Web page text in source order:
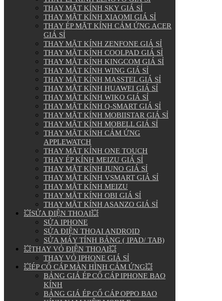
THAY MẶT KÍNH SKY GIÁ SỈ
THAY MẶT KÍNH XIAOMI GIÁ SỈ
THAY ÉP MẶT KÍNH CẢM ỨNG ACER
GIÁ SỈ
THAY MẶT KÍNH ZENFONE GIÁ SỈ
THAY MẶT KÍNH COOLPAD GIÁ SỈ
THAY MẶT KÍNH KINGCOM GIÁ SỈ
THAY MẶT KÍNH WING GIÁ SỈ
THAY MẶT KÍNH MASSTEL GIÁ SỈ
THAY MẶT KÍNH HUAWEI GIÁ SỈ
THAY MẶT KÍNH WIKO GIÁ SỈ
THAY MẶT KÍNH Q-SMART GIÁ SỈ
THAY MẶT KÍNH MOBIISTAR GIÁ SỈ
THAY MẶT KÍNH MOBELL GIÁ SỈ
THAY MẶT KÍNH CẢM ỨNG
APPLEWATCH
THAY MẶT KÍNH ONE TOUCH
THAY ÉP KÍNH MEIZU GIÁ SỈ
THAY MẶT KÍNH JUNO GIÁ SỈ
THAY MẶT KÍNH VSMART GIÁ SỈ
THAY MẶT KÍNH MEIZU
THAY MẶT KÍNH OBI GIÁ SỈ
THAY MẶT KÍNH ASANZO GIÁ SỈ
💥SỬA ĐIỆN THOẠI💥
SỬA IPHONE
SỬA ĐIỆN THOẠI ANDROID
SỬA MÁY TÍNH BẢNG ( IPAD/ TAB)
💥THAY VỎ ĐIỆN THOẠI💥
THAY VỎ IPHONE GIÁ SỈ
💥ÉP CỔ CÁP MÀN HÌNH CẢM ỨNG💥
BẢNG GIÁ ÉP CỔ CÁP IPHONE BAO
KÍNH
BẢNG GIÁ ÉP CỔ CÁP OPPO BAO